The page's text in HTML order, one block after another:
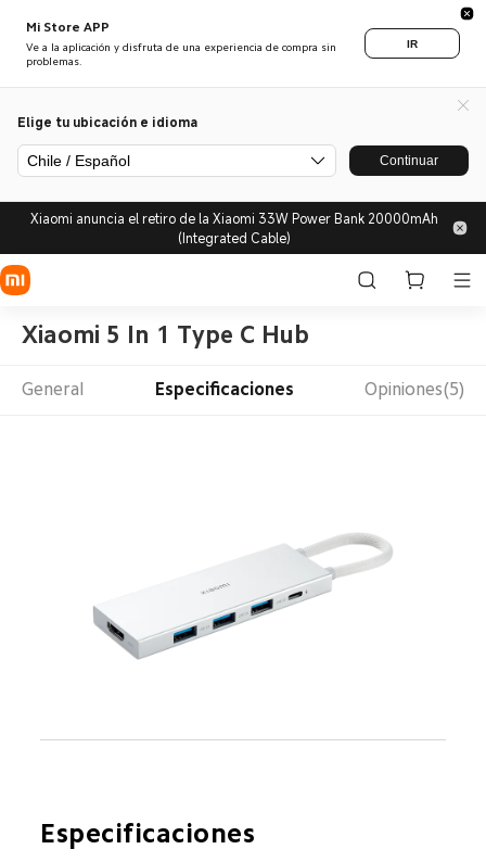
Mi Store APP
Ve a la aplicación y disfruta de una experiencia de compra sin
problemas.
IR
Elige tu ubicación e idioma
Chile / Español Continuar
Xiaomi anuncia el retiro de la Xiaomi 33W Power Bank 20000mAh
(Integrated Cable)
Xiaomi 5 In 1 Type C Hub
General Especificaciones Opiniones(5)
Especificaciones